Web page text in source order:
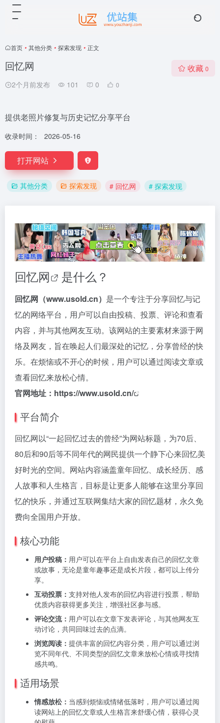
首页 • 其他分类 • 探索发现 • 正文
回忆网
2个月前发布 101 0 0
收藏 0
提供老照片修复与历史记忆分享平台
收录时间： 2026-05-16
打开网站
其他分类 探索发现 # 回忆网 # 探索发现
回忆网 是什么？
回忆网（www.usold.cn） 是一个专注于分享回忆与记
忆的网络平台，用户可以自由投稿、投票、评论和查看
内容，并与其他网友互动。该网站的主要素材来源于网
络及网友，旨在唤起人们最深处的记忆，分享曾经的快
乐。在烦恼或不开心的时候，用户可以通过阅读文章或
查看回忆来放松心情。
官网地址： https://www.usold.cn/
平台简介
回忆网以“一起回忆过去的曾经”为网站标题，为70后、
80后和90后等不同年代的网民提供一个静下心来回忆美
好时光的空间。网站内容涵盖童年回忆、成长经历、感
人故事和人生格言，目标是让更多人能够在这里分享回
忆的快乐，并通过互联网集结大家的回忆题材，永久免
费向全国用户开放。
核心功能
用户投稿： 用户可以在平台上自由发表自己的回忆文章
或故事，无论是童年趣事还是成长片段，都可以上传分
享。
互动投票： 支持对他人发布的回忆内容进行投票，帮助
优质内容获得更多关注，增强社区参与感。
评论交流： 用户可以在文章下发表评论，与其他网友互
动讨论，共同回味过去的点滴。
浏览阅读： 提供丰富的回忆内容分类，用户可以通过浏
览不同年代、不同类型的回忆文章来放松心情或寻找情
感共鸣。
适用场景
情感放松： 当感到烦恼或情绪低落时，用户可以通过阅
读网站上的回忆文章或人生格言来舒缓心情，获得心灵